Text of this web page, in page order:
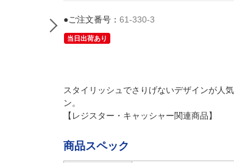
●ご注文番号： 61-330-3
当日出荷あり
スタイリッシュでさりげないデザインが人
ン。
【レジスター・キャッシャー関連商品】
商品スペック